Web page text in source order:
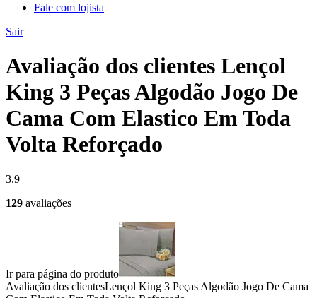
Fale com lojista
Sair
Avaliação dos clientes Lençol
King 3 Peças Algodão Jogo De
Cama Com Elastico Em Toda
Volta Reforçado
3.9
129 avaliações
Ir para página do produto
Avaliação dos clientesLençol King 3 Peças Algodão Jogo De Cama